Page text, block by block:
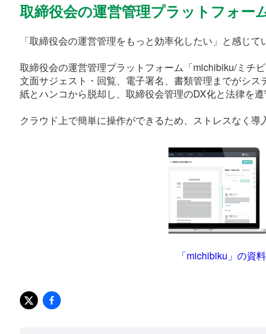
取締役会の運営管理プラットフォー
「取締役会の運営管理をもっと効率化したい」と感じて
取締役会の運営管理プラットフォーム「michibiku/ミチ
文面サジェスト・回覧、電子署名、書類管理までがシス
紙とハンコから脱却し、取締役会管理のDX化と法律を遵
クラウド上で簡単に操作ができるため、ストレスなく導
「michibiku」の資